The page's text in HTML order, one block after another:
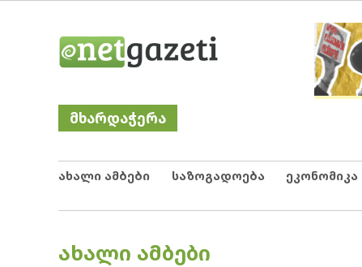
Netgazeti
მხარდაჭერა
ახალი ამბები საზოგადოება ეკონომიკა
POSTED
ᲐᲮᲐᲚᲘ ᲐᲛᲑᲔᲑᲘ